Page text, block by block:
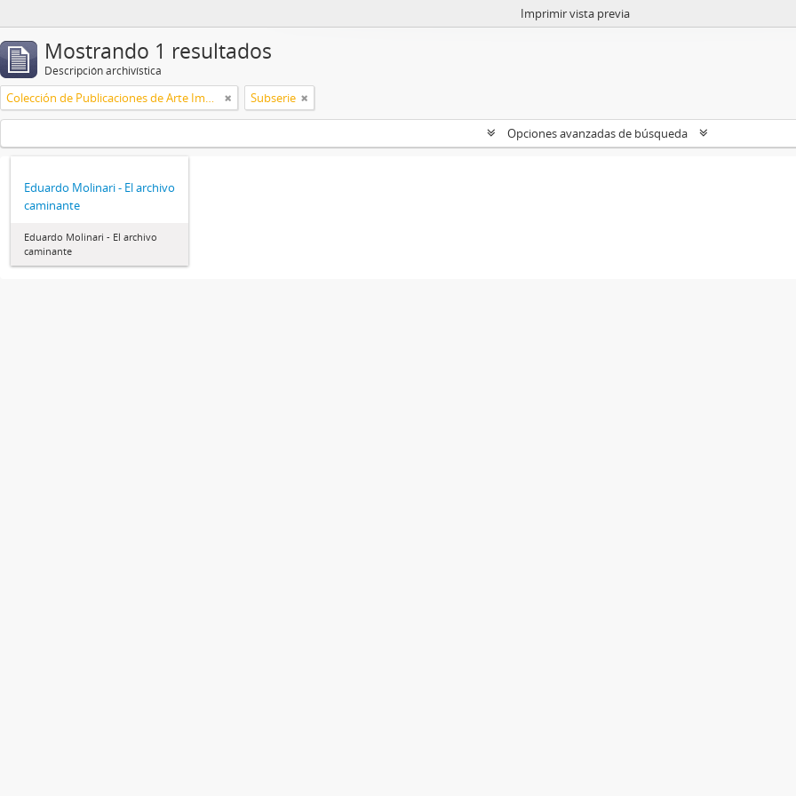
Imprimir vista previa
Mostrando 1 resultados
Descripción archivística
Colección de Publicaciones de Arte Impreso Subserie
Opciones avanzadas de búsqueda
Eduardo Molinari - El archivo
caminante
Eduardo Molinari - El archivo
caminante